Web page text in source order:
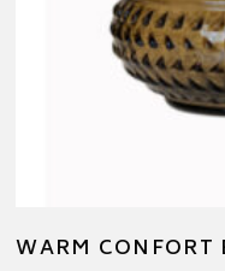
WARM CONFORT